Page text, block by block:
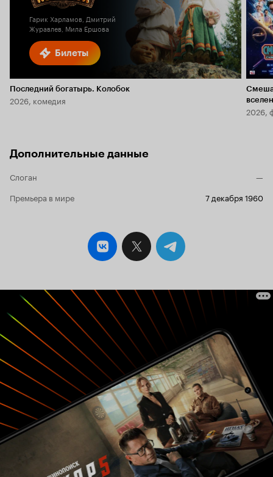
Билеты
Гарик Харламов, Дмитрий
Журавлев, Мила Ершова
Последний богатырь. Колобок
2026, комедия
2026,
Дополнительные данные
Слоган
—
Премьера в мире
7 декабря 1960